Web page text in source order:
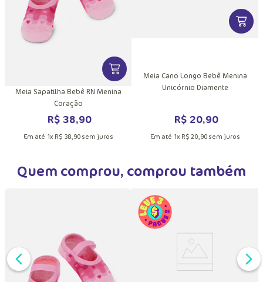
INFORMAÇÕES DO PRODUTOVER MAIS INFORMAÇÕES DO
Meia Sapatilha Bebê RN Menina
Coração
R$ 38,90
Em até 1x R$ 38,90sem juros
VER
Meia Cano Longo Bebê Menina
Unicórnio Diamente
R$ 20,90
Em até 1x R$ 20,90sem juros
Quem comprou, comprou também